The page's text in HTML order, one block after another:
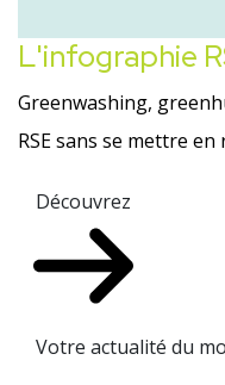
L'infographie
Greenwashing,
RSE sans se mettre en
Découvrez
Votre actualité du